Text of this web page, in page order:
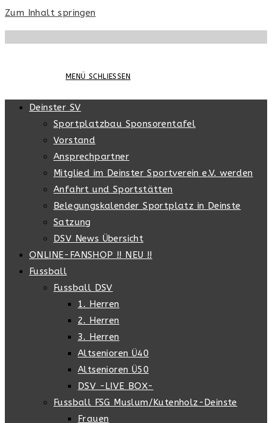
Zum Inhalt springen
MENÜ SCHLIESSEN
Deinster SV
Sportplatzbau Sponsorentafel
Vorstand
Ansprechpartner
Mitglied im Deinster Sportverein e.V. werden
Anfahrt und Sportstätten
Belegungskalender Sportplatz in Deinste
Satzung
DSV News Übersicht
ONLINE-FANSHOP !! NEU !!
Fussball
Fussball DSV
1. Herren
2. Herren
3. Herren
Altsenioren Ü40
Altsenioren Ü50
DSV -LIVE BOX-
Fussball FSG Muslum/Kutenholz-Deinste
Frauen